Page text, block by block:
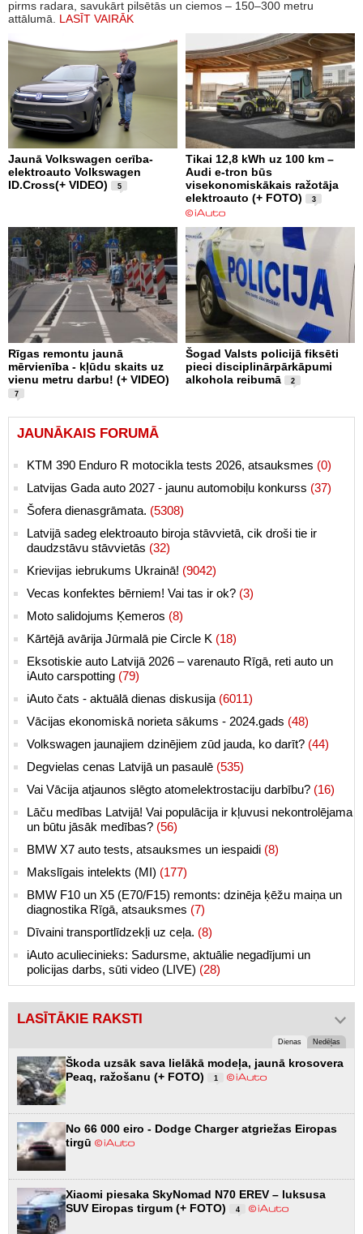
pirms radara, savukārt pilsētās un ciemos – 150–300 metru
attālumā. LASĪT VAIRĀK
Jaunā Volkswagen cerība-
elektroauto Volkswagen
ID.Cross(+ VIDEO)
5
Tikai 12,8 kWh uz 100 km –
Audi e-tron būs
visekonomiskākais ražotāja
elektroauto (+ FOTO)
3
Rīgas remontu jaunā
mērvienība - kļūdu skaits uz
vienu metru darbu! (+ VIDEO)
7
Šogad Valsts policijā fiksēti
pieci disciplinārpārkāpumi
alkohola reibumā
2
JAUNĀKAIS FORUMĀ
KTM 390 Enduro R motocikla tests 2026, atsauksmes (0)
Latvijas Gada auto 2027 - jaunu automobiļu konkurss (37)
Šofera dienasgrāmata. (5308)
Latvijā sadeg elektroauto biroja stāvvietā, cik droši tie ir
daudzstāvu stāvvietās (32)
Krievijas iebrukums Ukrainā! (9042)
Vecas konfektes bērniem! Vai tas ir ok? (3)
Moto salidojums Ķemeros (8)
Kārtējā avārija Jūrmalā pie Circle K (18)
Eksotiskie auto Latvijā 2026 – varenauto Rīgā, reti auto un
iAuto carspotting (79)
iAuto čats - aktuālā dienas diskusija (6011)
Vācijas ekonomiskā norieta sākums - 2024.gads (48)
Volkswagen jaunajiem dzinējiem zūd jauda, ko darīt? (44)
Degvielas cenas Latvijā un pasaulē (535)
Vai Vācija atjaunos slēgto atomelektrostaciju darbību? (16)
Lāču medības Latvijā! Vai populācija ir kļuvusi nekontrolējama
un būtu jāsāk medības? (56)
BMW X7 auto tests, atsauksmes un iespaidi (8)
Makslīgais intelekts (MI) (177)
BMW F10 un X5 (E70/F15) remonts: dzinēja ķēžu maiņa un
diagnostika Rīgā, atsauksmes (7)
Dīvaini transportlīdzekļi uz ceļa. (8)
iAuto aculiecinieks: Sadursme, aktuālie negadījumi un
policijas darbs, sūti video (LIVE) (28)
LASĪTĀKIE RAKSTI
Dienas Nedēļas
Škoda uzsāk sava lielākā modeļa, jaunā krosovera
Peaq, ražošanu (+ FOTO)
1
No 66 000 eiro - Dodge Charger atgriežas Eiropas
tirgū
Xiaomi piesaka SkyNomad N70 EREV – luksusa
SUV Eiropas tirgum (+ FOTO)
4